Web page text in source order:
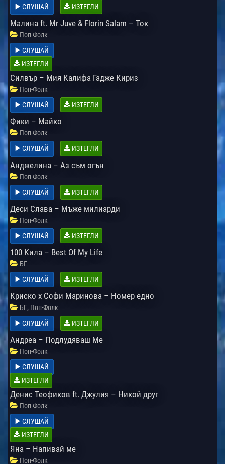
СЛУШАЙ
ИЗТЕГЛИ
Малина ft. Mr Juve & Florin Salam – Ток
Поп-Фолк
СЛУШАЙ
ИЗТЕГЛИ
Силвър – Мия Калифа Гадже Кириз
Поп-Фолк
СЛУШАЙ
ИЗТЕГЛИ
Фики – Майко
Поп-Фолк
СЛУШАЙ
ИЗТЕГЛИ
Анджелина – Аз съм огън
Поп-Фолк
СЛУШАЙ
ИЗТЕГЛИ
Деси Слава – Мъже милиарди
Поп-Фолк
СЛУШАЙ
ИЗТЕГЛИ
100 Кила – Best Of My Life
БГ
СЛУШАЙ
ИЗТЕГЛИ
Криско x Софи Маринова – Номер едно
БГ, Поп-Фолк
СЛУШАЙ
ИЗТЕГЛИ
Андреа – Подлудяваш Ме
Поп-Фолк
СЛУШАЙ
ИЗТЕГЛИ
Денис Теофиков ft. Джулия – Никой друг
Поп-Фолк
СЛУШАЙ
ИЗТЕГЛИ
Яна – Напивай ме
Поп-Фолк